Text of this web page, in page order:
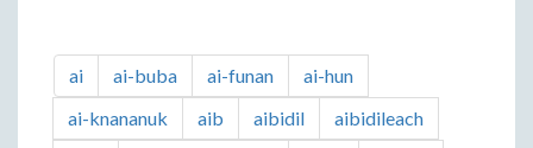
ai ai-buba ai-funan
ai-hun
ai-knananuk
aib aibidil
aibidileach